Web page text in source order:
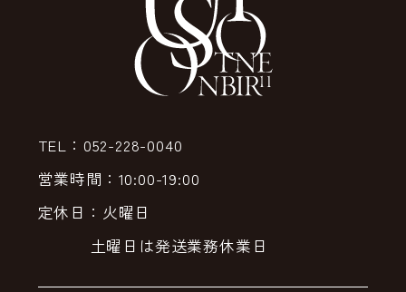
TEL：052-228-0040
営業時間：10:00-19:00
定休日：火曜日
土曜日は発送業務休業日